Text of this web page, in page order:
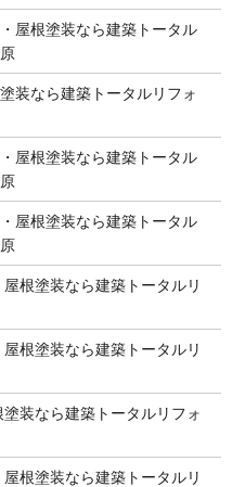
屋根塗装なら建築トータル
装なら建築トータルリフォ
屋根塗装なら建築トータル
屋根塗装なら建築トータル
根塗装なら建築トータルリ
根塗装なら建築トータルリ
装なら建築トータルリフォ
根塗装なら建築トータルリ